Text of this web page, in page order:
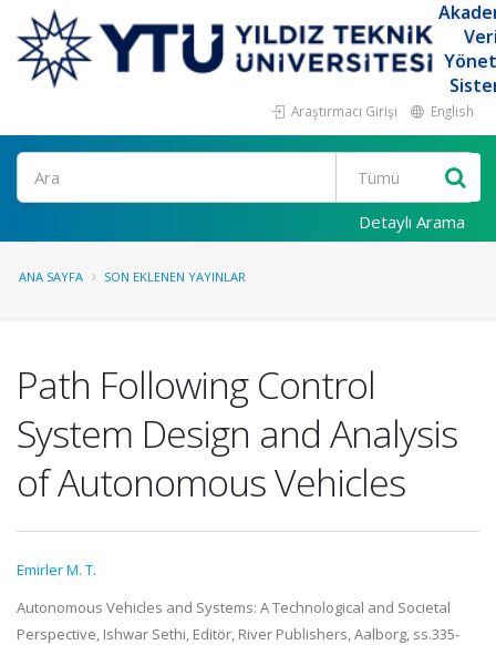
Araştırmacı Girişi English
Ara
Detaylı Arama
ANA SAYFA SON EKLENEN YAYINLAR
Path Following Control
System Design and Analysis
of Autonomous Vehicles
Emirler M. T.
Autonomous Vehicles and Systems: A Technological and Societal
Perspective, Ishwar Sethi, Editör, River Publishers, Aalborg, ss.335-